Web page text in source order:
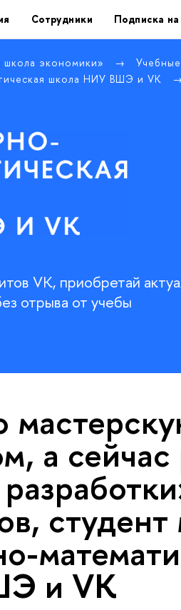
Сотрудники Подписка на
школа экономики»
школа НИУ ВШЭ и VK
VK, приобретай
отрыва от учебы
а
студент
и VK